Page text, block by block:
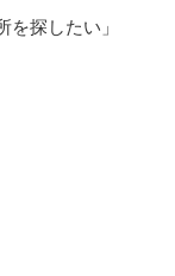
を探したい」